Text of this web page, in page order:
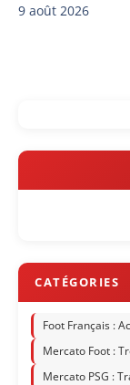
9 août 2026
Foot Français :
Mercato Foot :
Mercato PSG :